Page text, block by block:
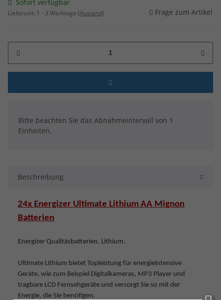
Sofort verfügbar
Lieferzeit: 1 - 3 Werktage (Ausland) Frage zum Artikel
Bitte beachten Sie das Abnahmeintervall von 1
Einheiten.
Beschreibung
24x Energizer Ultimate Lithium AA Mignon
Batterien
Energizer Qualitäsbatterien. Lithium.
Ultimate Lithium bietet Topleistung für energieintensive
Geräte, wie zum Beispiel Digitalkameras, MP3 Player und
tragbare LCD Fernsehgeräte und versorgt Sie so mit der
Energie, die Sie benötigen.